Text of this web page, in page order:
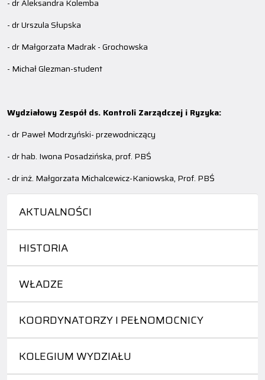
AKTUALNOŚCI
HISTORIA
WŁADZE
KOORDYNATORZY I PEŁNOMOCNICY
KOLEGIUM WYDZIAŁU
- dr Aleksandra Kolemba
- dr Urszula Słupska
- dr Małgorzata Madrak - Grochowska
- Michał Glezman-student
Wydziałowy Zespół ds. Kontroli Zarządczej i Ryzyka:
- dr Paweł Modrzyński- przewodniczący
- dr hab. Iwona Posadzińska, prof. PBŚ
- dr inż. Małgorzata Michalcewicz-Kaniowska, Prof. PBŚ